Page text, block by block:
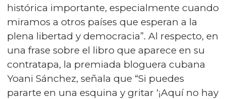
histórica importante, especialmente cuando
miramos a otros países que esperan a la
plena libertad y democracia”. Al respecto, en
una frase sobre el libro que aparece en su
contratapa, la premiada bloguera cubana
Yoani Sánchez, señala que “Si puedes
pararte en una esquina y gritar ‘¡Aquí no hay